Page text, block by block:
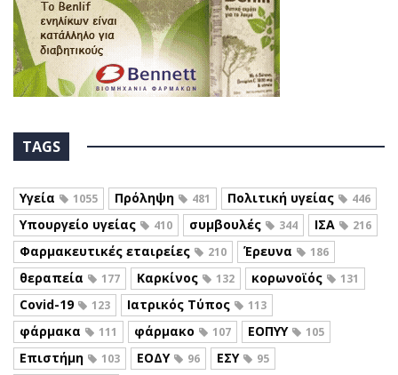
TAGS
Υγεία 1055 Πρόληψη 481 Πολιτική υγείας 446
Υπουργείο υγείας 410 συμβουλές 344 ΙΣΑ 216
Φαρμακευτικές εταιρείες 210 Έρευνα 186
θεραπεία 177 Καρκίνος 132 κορωνοϊός 131
Covid-19 123 Ιατρικός Τύπος 113
φάρμακα 111 φάρμακο 107 ΕΟΠΥΥ 105
Επιστήμη 103 ΕΟΔΥ 96 ΕΣΥ 95